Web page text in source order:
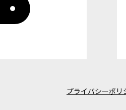
コラム
プライバシーポリ